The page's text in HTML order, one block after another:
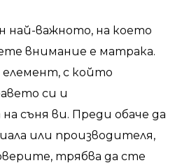
НА
И РЕВЮ
SWEET
най-важното, на което
внимание е матрака.
елемент, с който
си и
съня ви. Преди обаче да
или производителя,
трябва да сте